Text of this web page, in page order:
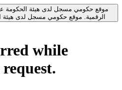
موقع حكومي مسجل لدى هيئة الحكومة
الرقمية. موقع حكومي مسجل لدى هيئة
while